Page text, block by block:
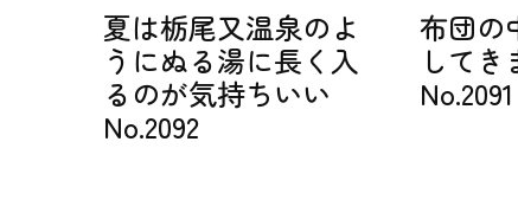
夏は栃尾又温泉のよ
うにぬる湯に長く入
るのが気持ちいい
No.2092
布団の
してき
No.2091